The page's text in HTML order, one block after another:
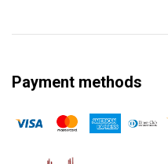
Payment methods